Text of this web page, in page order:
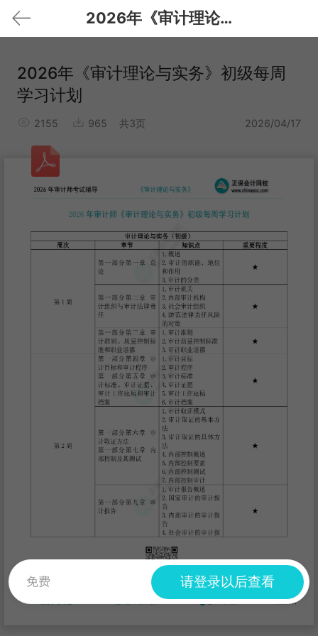
2026年《审计理论与实务》初级每周学习计划
2026年《审计理论与实务》初级每周
学习计划
2155 965 共3页 2026/04/17
免费 请登录以后查看